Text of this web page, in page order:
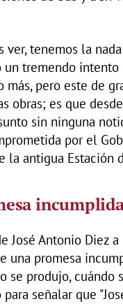
ver, tenemos la
tremendo intento
pero este de
obras; es que
sin ninguna
por el
la antigua Estación
José Antonio Diez
una promesa
se produjo, cuándo
señalar que